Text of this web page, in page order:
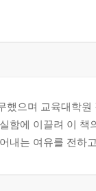
했으며 교육대학
함에 이끌려 이
내는 여유를 전하